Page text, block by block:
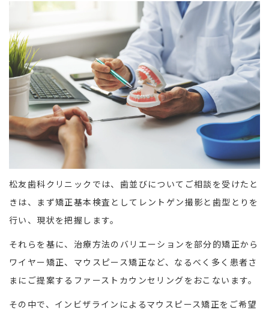
松友歯科クリニックでは、歯並びについてご相談を受けたと
きは、まず矯正基本検査としてレントゲン撮影と歯型とりを
行い、現状を把握します。
それらを基に、治療方法のバリエーションを部分的矯正から
ワイヤー矯正、マウスピース矯正など、なるべく多く患者さ
まにご提案するファーストカウンセリングをおこないます。
その中で、インビザラインによるマウスピース矯正をご希望